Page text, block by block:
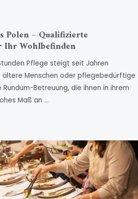
Polen – Qualifizierte
Ihr Wohlbefinden
Pflege steigt seit Jahren
ältere Menschen oder pflegebedürftige
Betreuung, die ihnen in ihrem
Maß an …